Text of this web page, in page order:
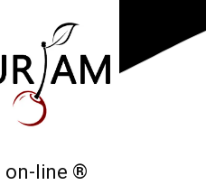
on-line ®